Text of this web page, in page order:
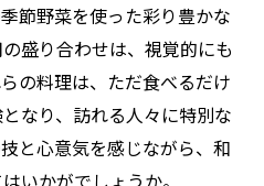
節野菜を使った彩り豊かな
盛り合わせは、視覚的にも
の料理は、ただ食べるだけ
なり、訪れる人々に特別な
と心意気を感じながら、和
いかがでしょうか。